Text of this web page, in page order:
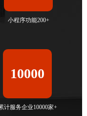
小程序功能200+
10000
计服务企业10000家+